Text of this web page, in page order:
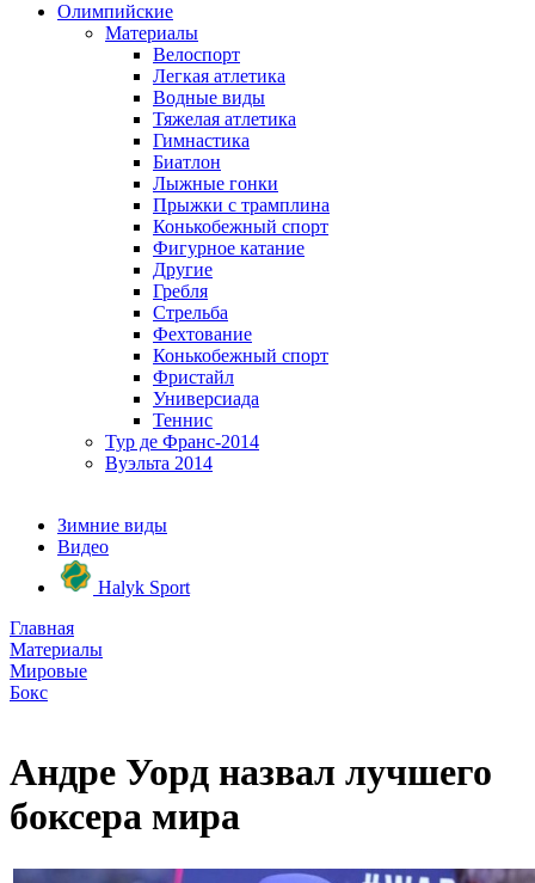
Олимпийские
Материалы
Велоспорт
Легкая атлетика
Водные виды
Тяжелая атлетика
Гимнастика
Биатлон
Лыжные гонки
Прыжки с трамплина
Конькобежный спорт
Фигурное катание
Другие
Гребля
Стрельба
Фехтование
Конькобежный спорт
Фристайл
Универсиада
Теннис
Тур де Франс-2014
Вуэльта 2014
Зимние виды
Видео
Halyk Sport
Главная
Материалы
Мировые
Бокс
Андре Уорд назвал лучшего
боксера мира